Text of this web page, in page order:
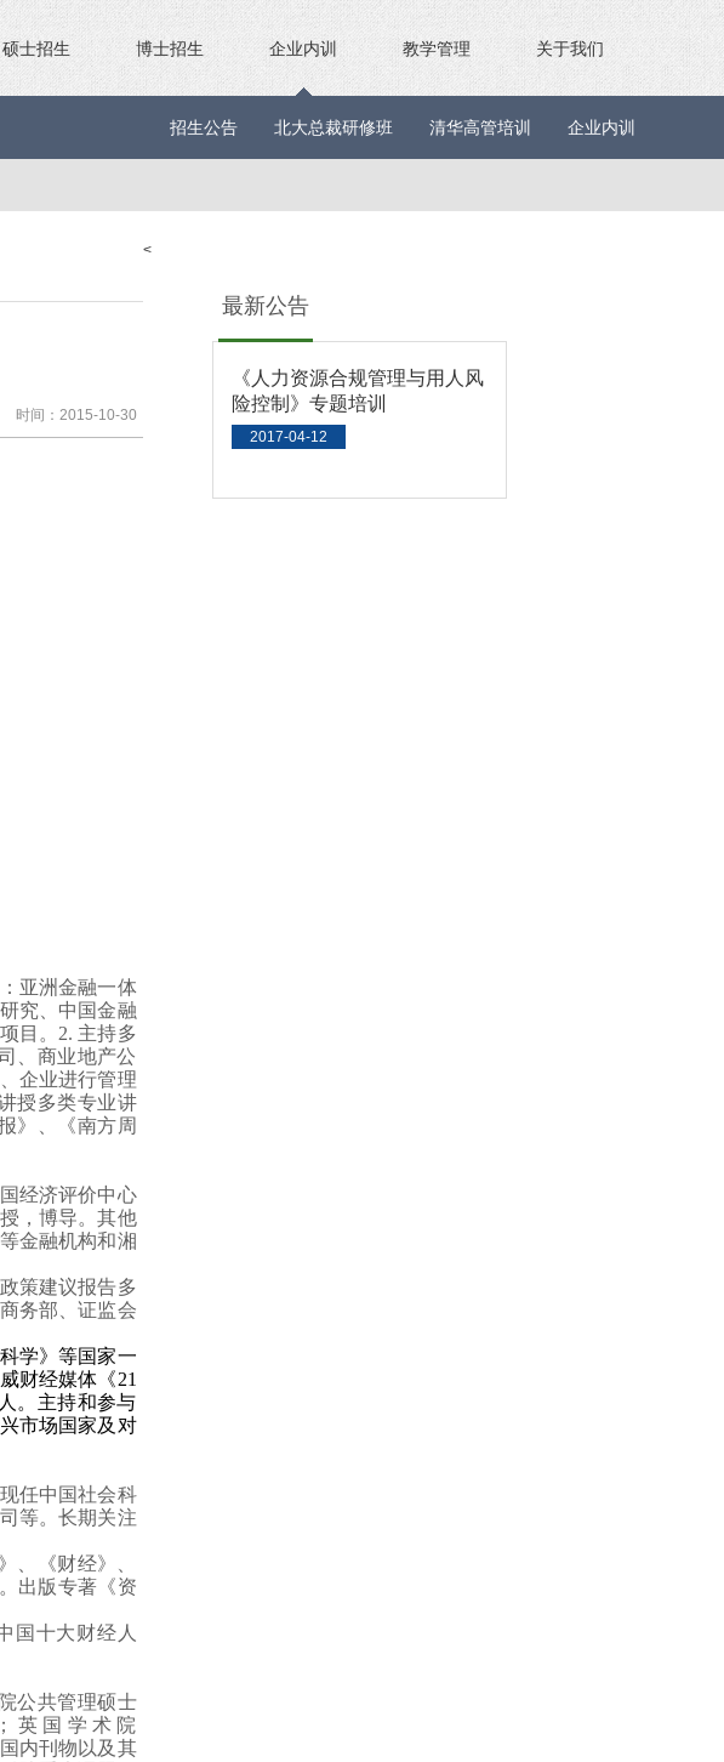
硕士招生 博士招生 企业内训 教学管理 关于我们
招生公告 北大总裁研修班 清华高管培训 企业内训
时间：2015-10-30
亚洲金融一体
究、中国金融
目。 2. 主持多
、商业地产公
企业进行管理
授多类专业讲
》、《南方周
经济评价中心
，博导。其他
金融机构和湘
策建议报告多
务部、证监会
学》等国家一
财经媒体《21
。主持和参与
市场国家及对
任中国社会科
等。长期关注
、《财经》、
出版专著《资
国十大财经人
公共管理硕士
英国学术院
内刊物以及其
<
最新公告
《人力资源合规管理与用人风
险控制》专题培训
2017-04-12